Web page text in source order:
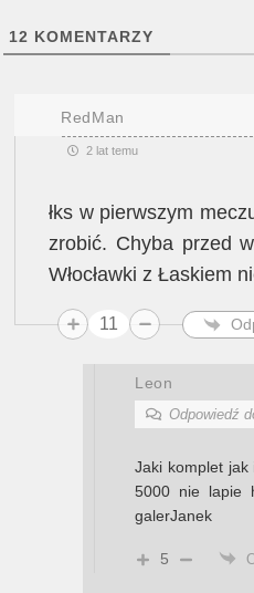
12 KOMENTARZY
RedMan
2 lat temu
łks w pierwszym
zrobić. Chyba przed
Włocławki z Łaskiem
11
Leon
Odpowiedź
Jaki komplet jak
5000 nie lapie
galerJanek
5